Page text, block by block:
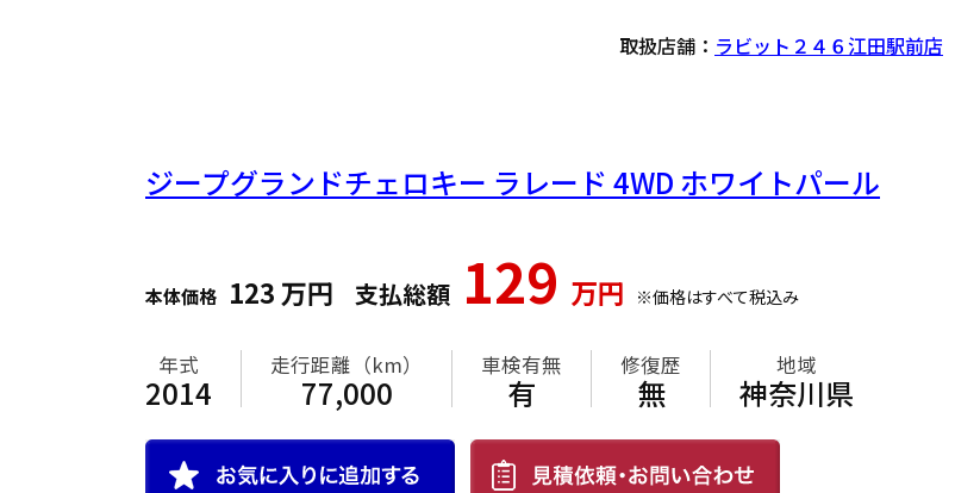
取扱店舗： ラビット２４６江田駅前店
ジープグランドチェロキー ラレード 4WD ホワイトパール
本体価格 123 万円 支払総額 129 万円 ※価格はすべて税込み
年式
2014
走行距離（km）
77,000
車検有無
有
修復歴
無
地域
神奈川県